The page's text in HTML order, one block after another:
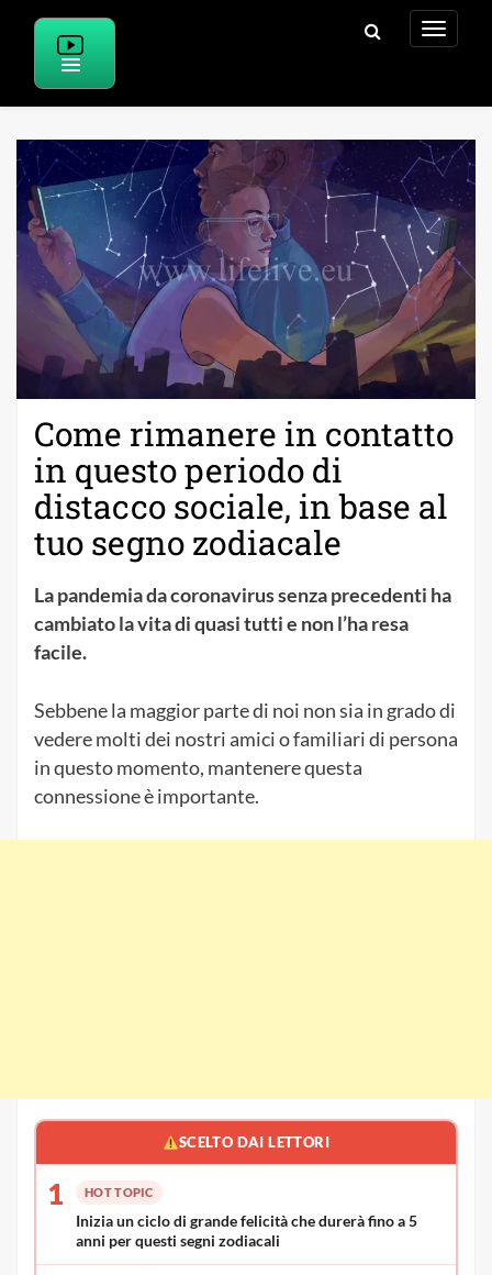
Come rimanere in contatto
in questo periodo di
distacco sociale, in base al
tuo segno zodiacale
La pandemia da coronavirus senza precedenti ha
cambiato la vita di quasi tutti e non l’ha resa
facile.
Sebbene la maggior parte di noi non sia in grado di
vedere molti dei nostri amici o familiari di persona
in questo momento, mantenere questa
connessione è importante.
SCELTO DAI LETTORI
1 HOT TOPIC
Inizia un ciclo di grande felicità che durerà fino a 5
anni per questi segni zodiacali